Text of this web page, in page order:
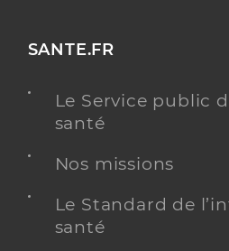
SANTE.FR
Le Service public
santé
Nos missions
Le Standard de
santé